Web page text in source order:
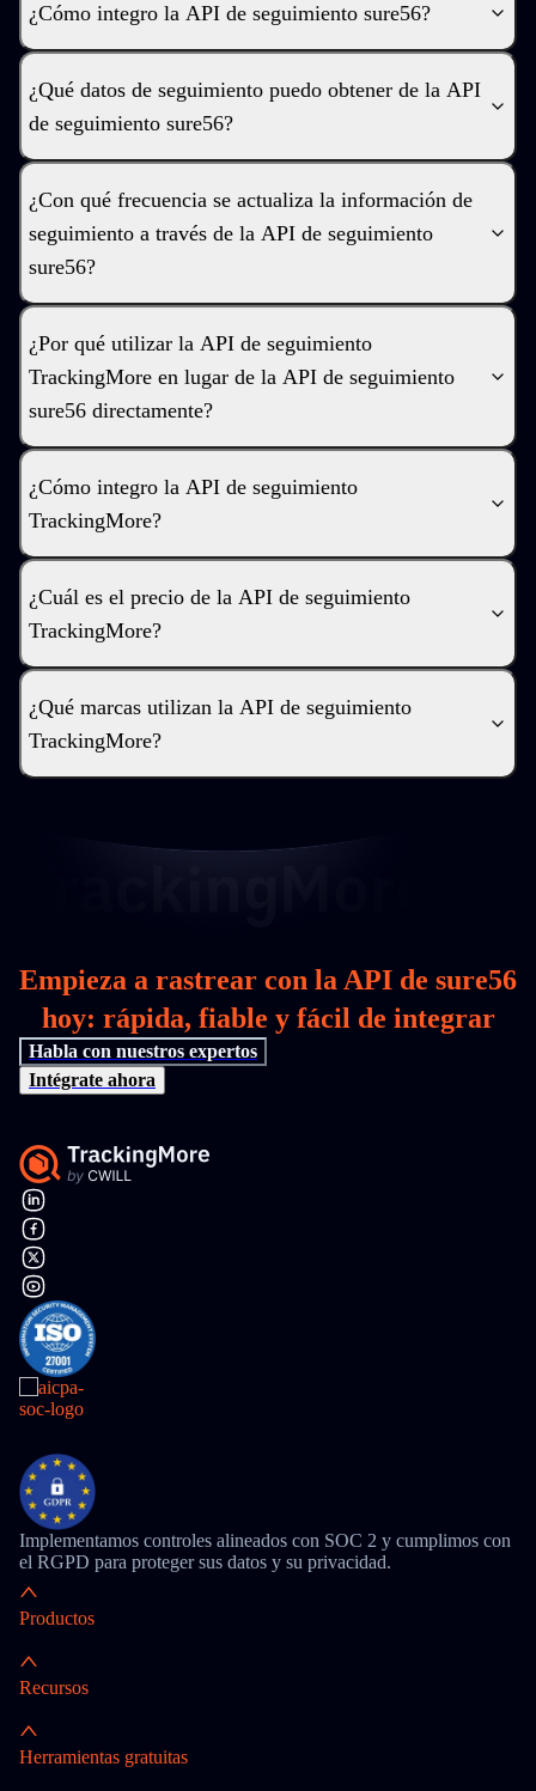
¿Cómo integro la API de seguimiento sure56?
¿Qué datos de seguimiento puedo obtener de la API
de seguimiento sure56?
¿Con qué frecuencia se actualiza la información de
seguimiento a través de la API de seguimiento
sure56?
¿Por qué utilizar la API de seguimiento
TrackingMore en lugar de la API de seguimiento
sure56 directamente?
¿Cómo integro la API de seguimiento
TrackingMore?
¿Cuál es el precio de la API de seguimiento
TrackingMore?
¿Qué marcas utilizan la API de seguimiento
TrackingMore?
Empieza a rastrear con la API de sure56
hoy: rápida, fiable y fácil de integrar
Habla con nuestros expertos
Intégrate ahora
Implementamos controles alineados con SOC 2 y cumplimos con
el RGPD para proteger sus datos y su privacidad.
Productos
Recursos
Herramientas gratuitas